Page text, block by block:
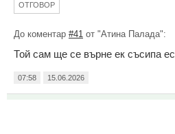
ОТГОВОР
До коментар #41 от "Атина Палада":
Той сам ще се върне ек съсипа ес
07:58 15.06.2026